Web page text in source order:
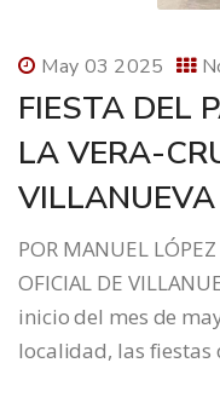
May 03 2025
FIESTA DEL
LA VERA-
POR MANUEL
OFICIAL DE
inicio del mes de
localidad, las fiestas